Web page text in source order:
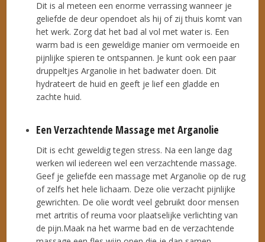
Dit is al meteen een enorme verrassing wanneer je
geliefde de deur opendoet als hij of zij thuis komt van
het werk. Zorg dat het bad al vol met water is. Een
warm bad is een geweldige manier om vermoeide en
pijnlijke spieren te ontspannen. Je kunt ook een paar
druppeltjes Arganolie in het badwater doen. Dit
hydrateert de huid en geeft je lief een gladde en
zachte huid.
Een Verzachtende Massage met Arganolie
Dit is echt geweldig tegen stress. Na een lange dag
werken wil iedereen wel een verzachtende massage.
Geef je geliefde een massage met Arganolie op de rug
of zelfs het hele lichaam. Deze olie verzacht pijnlijke
gewrichten. De olie wordt veel gebruikt door mensen
met artritis of reuma voor plaatselijke verlichting van
de pijn.Maak na het warme bad en de verzachtende